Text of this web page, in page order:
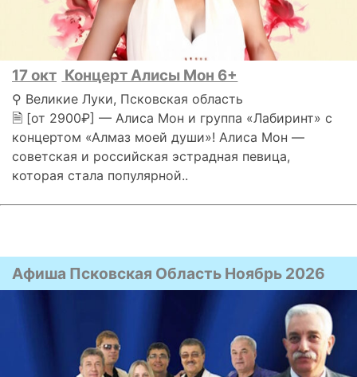
17 окт Концерт Алисы Мон 6+
⚲ Великие Луки, Псковская область
🗎 [от 2900₽] — Алиса Мон и группа «Лабиринт» с
концертом «Алмаз моей души»! Алиса Мон —
советская и российская эстрадная певица,
которая стала популярной..
Афиша Псковская Область Ноябрь 2026